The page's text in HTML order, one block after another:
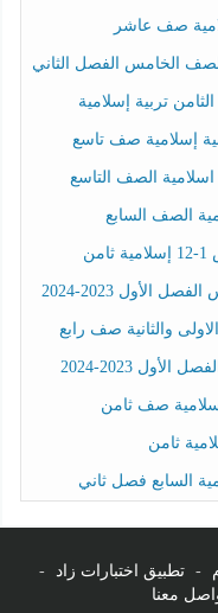
صف عاشر
الخامس الفصل الثاني
تربية إسلامية
إسلامية صف تاسع
الصف السابع
2023-2024
والثانية صف رابع
2023-2024
صف ثامن
ثامن
السابع فصل ثاني
- تطبيق اختبارات زاد
-
معنا